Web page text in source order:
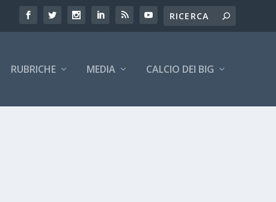
RUBRICHE MEDIA CALCIO DEI BIG